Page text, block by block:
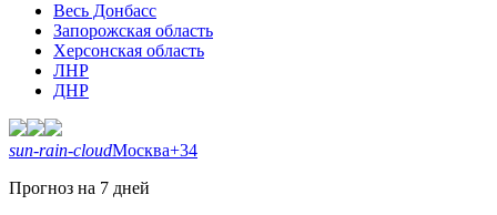
Весь Донбасс
Запорожская область
Херсонская область
ЛНР
ДНР
sun-rain-cloudМосква+34
Прогноз на 7 дней